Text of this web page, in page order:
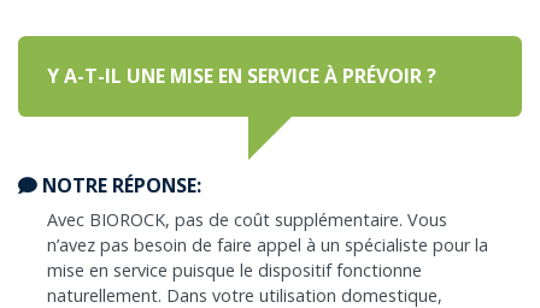
Y A-T-IL UNE MISE EN SERVICE À PRÉVOIR ?
NOTRE RÉPONSE:
Avec BIOROCK, pas de coût supplémentaire. Vous
n’avez pas besoin de faire appel à un spécialiste pour la
mise en service puisque le dispositif fonctionne
naturellement. Dans votre utilisation domestique,